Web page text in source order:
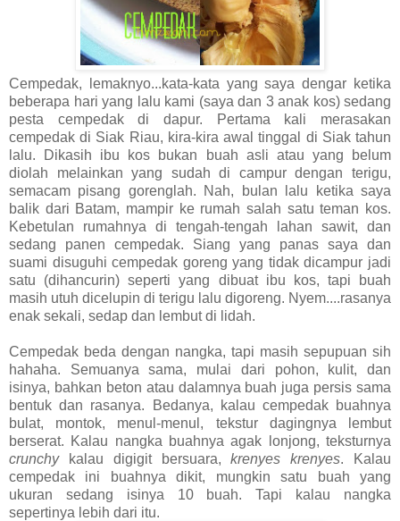
Cempedak, lemaknyo...kata-kata yang saya dengar ketika
beberapa hari yang lalu kami (saya dan 3 anak kos) sedang
pesta cempedak di dapur. Pertama kali merasakan
cempedak di Siak Riau, kira-kira awal tinggal di Siak tahun
lalu. Dikasih ibu kos bukan buah asli atau yang belum
diolah melainkan yang sudah di campur dengan terigu,
semacam pisang gorenglah. Nah, bulan lalu ketika saya
balik dari Batam, mampir ke rumah salah satu teman kos.
Kebetulan rumahnya di tengah-tengah lahan sawit, dan
sedang panen cempedak. Siang yang panas saya dan
suami disuguhi cempedak goreng yang tidak dicampur jadi
satu (dihancurin) seperti yang dibuat ibu kos, tapi buah
masih utuh dicelupin di terigu lalu digoreng. Nyem....rasanya
enak sekali, sedap dan lembut di lidah.
Cempedak beda dengan nangka, tapi masih sepupuan sih
hahaha. Semuanya sama, mulai dari pohon, kulit, dan
isinya, bahkan beton atau dalamnya buah juga persis sama
bentuk dan rasanya. Bedanya, kalau cempedak buahnya
bulat, montok, menul-menul, tekstur dagingnya lembut
berserat. Kalau nangka buahnya agak lonjong, teksturnya
crunchykalau digigit bersuara,krenyes krenyes. Kalau
cempedak ini buahnya dikit, mungkin satu buah yang
ukuran sedang isinya 10 buah. Tapi kalau nangka
sepertinya lebih dari itu.